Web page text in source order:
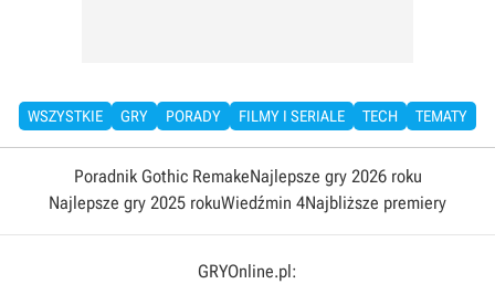
WSZYSTKIE GRY PORADY FILMY I SERIALE TECH TEMATY
Poradnik Gothic RemakeNajlepsze gry 2026 roku
Najlepsze gry 2025 rokuWiedźmin 4Najbliższe premiery
GRYOnline.pl: